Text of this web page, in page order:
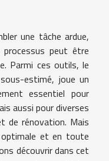
une tâche ardue,
peut être
Parmi ces outils, le
estimé, joue un
essentiel pour
aussi pour diverses
de rénovation. Mais
et en toute
découvrir dans cet